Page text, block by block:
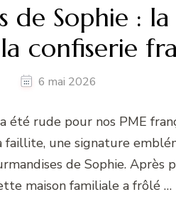
de Sophie :
confiserie
6 mai 2026
été rude pour nos PME
une signature
de Sophie. Après
maison familiale a frôlé …